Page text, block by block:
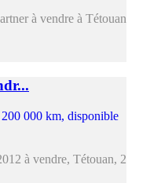
à vendre à Tétouan,...
à vendre, Tétouan, 2...